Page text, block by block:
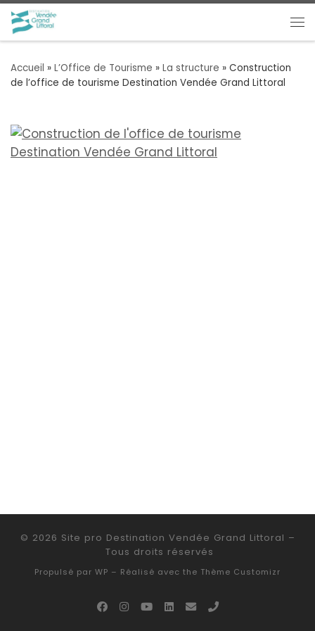
Passer au contenu
Accueil » L’Office de Tourisme » La structure » Construction
de l’office de tourisme Destination Vendée Grand Littoral
© 2026 Site pro Destination Vendée Grand Littoral –
Tous droits réservés
Propulsé par WP – Réalisé avec the Thème Customizr